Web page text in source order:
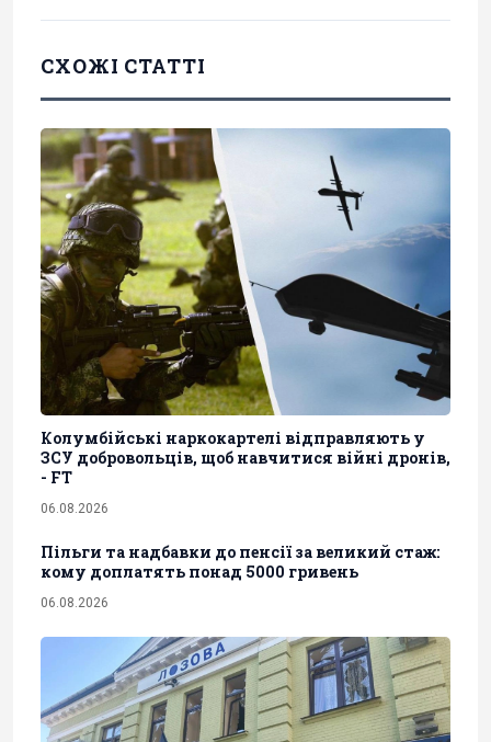
СХОЖІ СТАТТІ
Колумбійські наркокартелі відправляють у
ЗСУ добровольців, щоб навчитися війні дронів,
- FT
06.08.2026
Пільги та надбавки до пенсії за великий стаж:
кому доплатять понад 5000 гривень
06.08.2026